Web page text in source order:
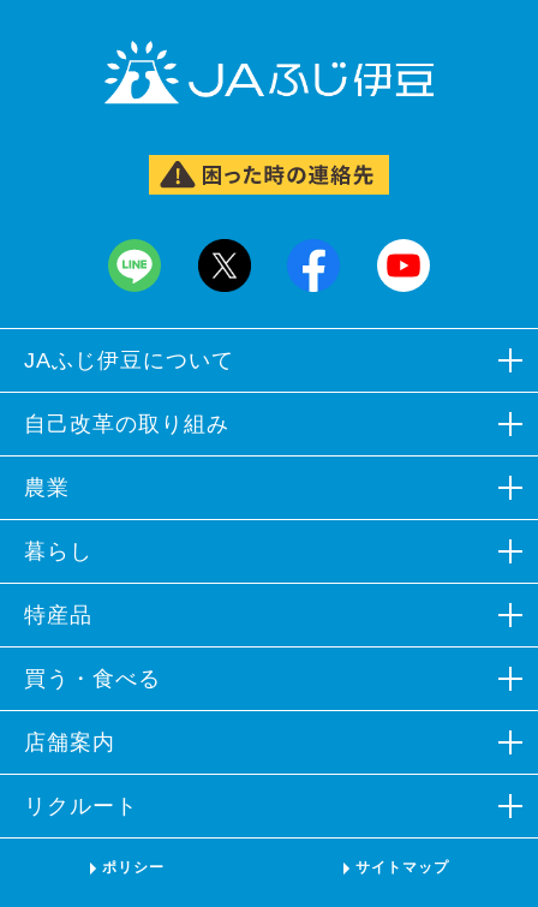
JAふじ伊豆について
組合概況
広報誌など
組合員募集
各部会組織
イメージソング
キャラクター紹介
カレンダーフォトコンテスト
公表事項
ポリシー
自己改革の取り組み
自己改革の取り組み
農業
生産資材
営農支援
農業体験
営農情報
暮らし
JAバンク
JA共済
プロパンガス
不動産
葬祭
旅行
介護福祉
特産品
特産品
加工品
特産品レシピ
JAふじ伊豆×ラブライブ！サンシャイン!!
買う・食べる
ファーマーズマーケットなど
朝市・夕市
飲食店
店舗案内
本支店一覧
施設一覧
ATM一覧
リクルート
リクルート
ポリシー サイトマップ